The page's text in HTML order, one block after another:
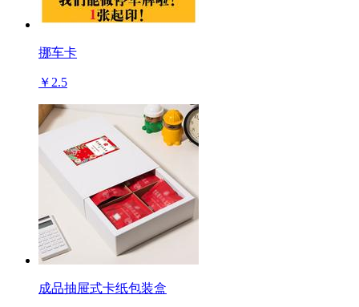
挪车卡
￥2.5
成品抽屉式卡纸包装盒